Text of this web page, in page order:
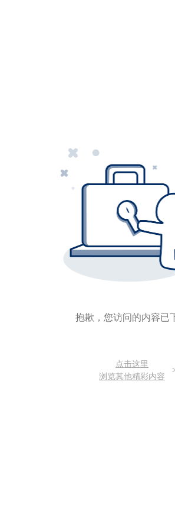
抱歉，您访问的内容已
点击这里
浏览其他精彩内容